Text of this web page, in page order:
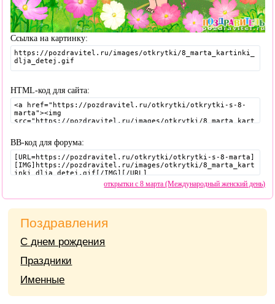
Ссылка на картинку:
HTML-код для сайта:
BB-код для форума:
открытки с 8 марта (Международный женский день)
Поздравления
С днем рождения
Праздники
Именные